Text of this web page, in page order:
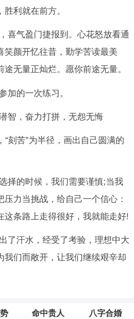
利就在前方。
喜气盈门捷报到。心花怒放看通
笑颜开忆往昔，勤学苦读最美
无量正灿烂。愿你前途无量。
加的一次练习。
智，奋力打拼，无怨无悔
“刻苦”为半径，画出自己圆满的
择的时候，我们需要谨慎;当我
力当挑战，给自己一个信心：
这条路上走得很好，我就能走好!
了汗水，经受了考验，理想中大
我们而敞开，让我们继续艰辛却
命中贵人 八字合婚